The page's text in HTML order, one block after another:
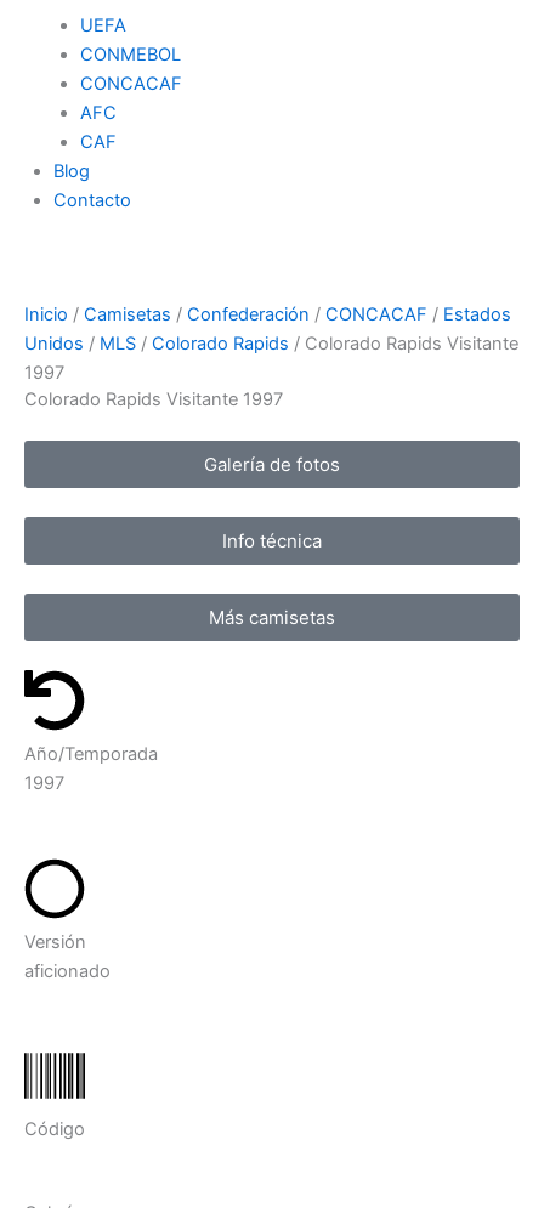
UEFA
CONMEBOL
CONCACAF
AFC
CAF
Blog
Contacto
Inicio / Camisetas / Confederación / CONCACAF / Estados
Unidos / MLS / Colorado Rapids / Colorado Rapids Visitante
1997
Colorado Rapids Visitante 1997
Galería de fotos
Info técnica
Más camisetas
Año/Temporada
1997
Versión
aficionado
Código